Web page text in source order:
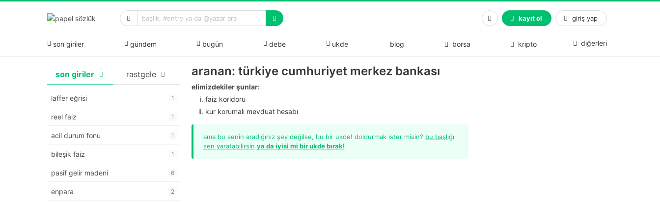
kayıt ol giriş yap
son giriler gündem bugün debe ukde blog borsa kripto diğerleri
son giriler rastgele
laffer eğrisi 1
reel faiz 1
acil durum fonu 1
bileşik faiz 1
pasif gelir madeni 6
enpara 2
aranan: türkiye cumhuriyet merkez bankası
elimizdekiler şunlar:
faiz koridoru
kur korumalı mevduat hesabı
ama bu senin aradığınız şey değilse, bu bir ukde! doldurmak ister misin? bu başlığı
sen yaratabilirsin ya da iyisi mi bir ukde bırak!